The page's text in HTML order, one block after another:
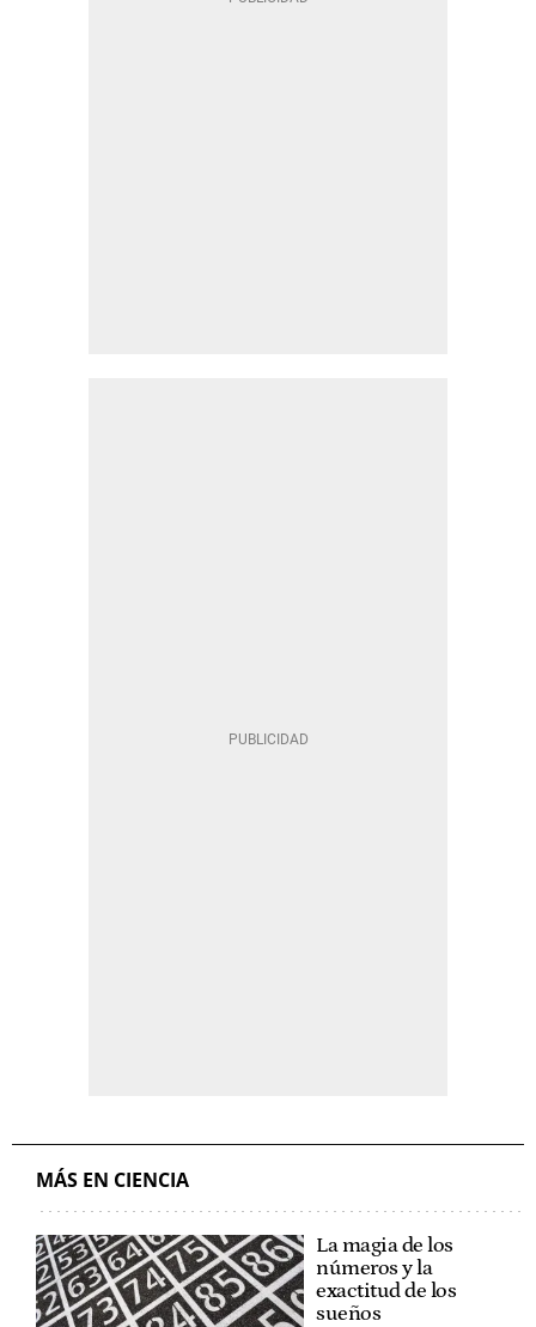
MÁS EN CIENCIA
La magia de los
números y la
exactitud de los
sueños